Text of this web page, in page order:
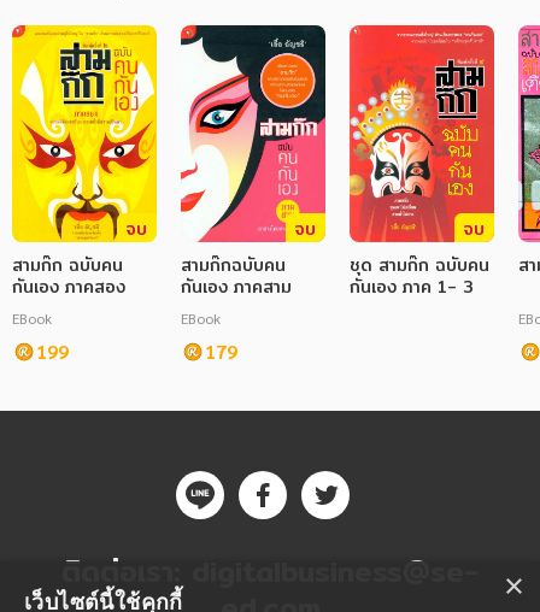
จบ
สามก๊ก ฉบับคน
กันเอง ภาคสอง
EBook
199
จบ
สามก๊กฉบับคน
กันเอง ภาคสาม
EBook
179
จบ
ชุด สามก๊ก ฉบับคน
กันเอง ภาค 1- 3
ส
ติดต่อเรา: digitalbusiness@se- ×
เว็บไซต์นี้ใช้คุกกี้